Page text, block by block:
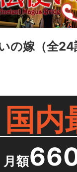
の嫁（全24
国内
月額